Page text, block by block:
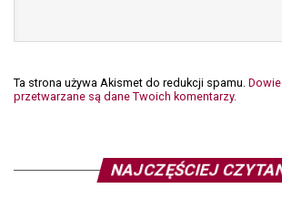
Ta strona używa Akismet do redukcji spamu.
przetwarzane są dane Twoich komentarzy.
NAJCZĘŚCIEJ